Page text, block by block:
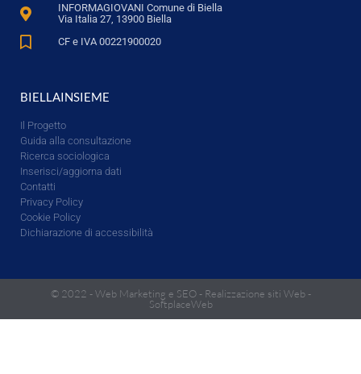
INFORMAGIOVANI Comune di Biella
Via Italia 27, 13900 Biella
CF e IVA 00221900020
BIELLAINSIEME
Il Progetto
Guida alla consultazione
Ricerca sociologica
Inserisci/aggiorna dati
Contatti
Privacy Policy
Cookie Policy
Dichiarazione di accessibilità
© 2022 -Web Marketing e SEO- Realizzazione siti Web-
SoftplaceWeb